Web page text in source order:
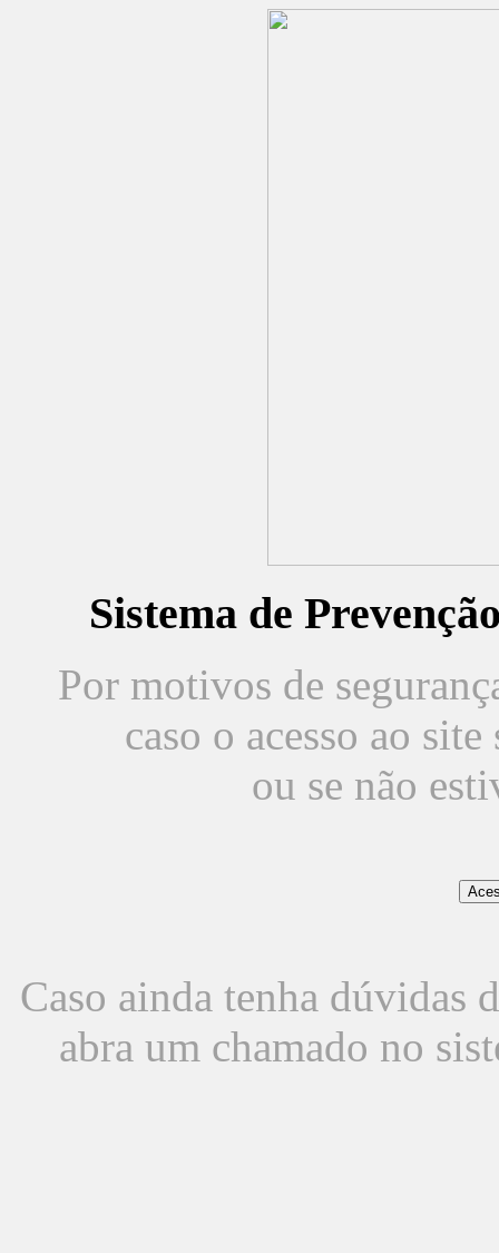
Sistema de
Por motivos de
caso o acesso ao
ou se não
Caso ainda tenha dúvidas
abra um chamado no